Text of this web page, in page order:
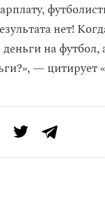
нет!
на
— цитирует